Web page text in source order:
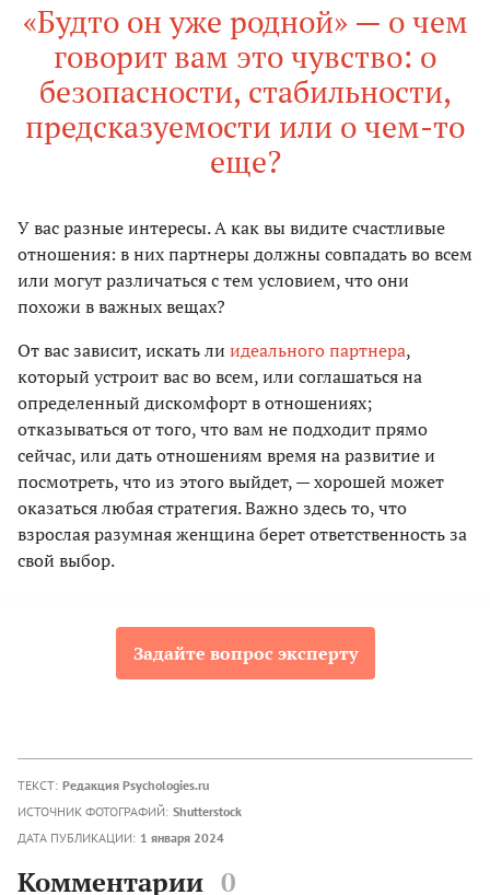
«Будто он уже родной» — о чем
говорит вам это чувство: о
безопасности, стабильности,
предсказуемости или о чем-то
еще?
У вас разные интересы. А как вы видите счастливые
отношения: в них партнеры должны совпадать во всем
или могут различаться с тем условием, что они
похожи в важных вещах?
От вас зависит, искать ли идеального партнера,
который устроит вас во всем, или соглашаться на
определенный дискомфорт в отношениях;
отказываться от того, что вам не подходит прямо
сейчас, или дать отношениям время на развитие и
посмотреть, что из этого выйдет, — хорошей может
оказаться любая стратегия. Важно здесь то, что
взрослая разумная женщина берет ответственность за
свой выбор.
Задайте вопрос эксперту
ТЕКСТ: Редакция Psychologies.ru
ИСТОЧНИК ФОТОГРАФИЙ: Shutterstock
ДАТА ПУБЛИКАЦИИ: 1 января 2024
Комментарии 0